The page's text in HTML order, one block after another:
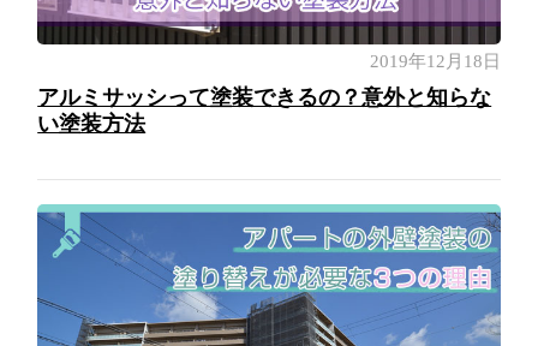
2019年12月18日
アルミサッシって塗装できるの？意外と知らな
い塗装方法